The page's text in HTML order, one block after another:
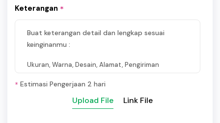
Keterangan *
Buat keterangan detail dan lengkap sesuai
keinginanmu :
Ukuran, Warna, Desain, Alamat, Pengiriman
* Estimasi Pengerjaan 2 hari
Upload File Link File